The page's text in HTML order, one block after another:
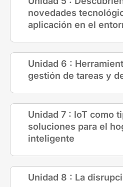
novedades
aplicación en el
Unidad 6 :
gestión de tareas y
Unidad 7 : IoT como
soluciones para el
inteligente
Unidad 8 : La